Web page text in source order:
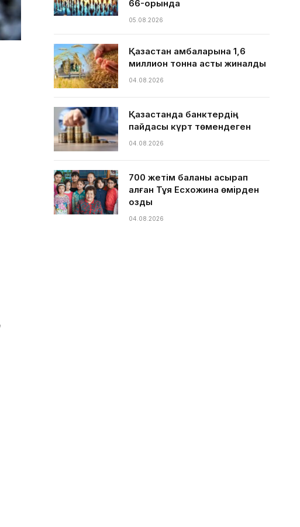
66-орында
05.08.2026
Қазақстан қамбаларына 1,6
миллион тонна астық жиналды
04.08.2026
Қазақстанда банктердің
пайдасы күрт төмендеген
04.08.2026
700 жетім баланы асырап
алған Тұяқ Есхожина өмірден
озды
04.08.2026